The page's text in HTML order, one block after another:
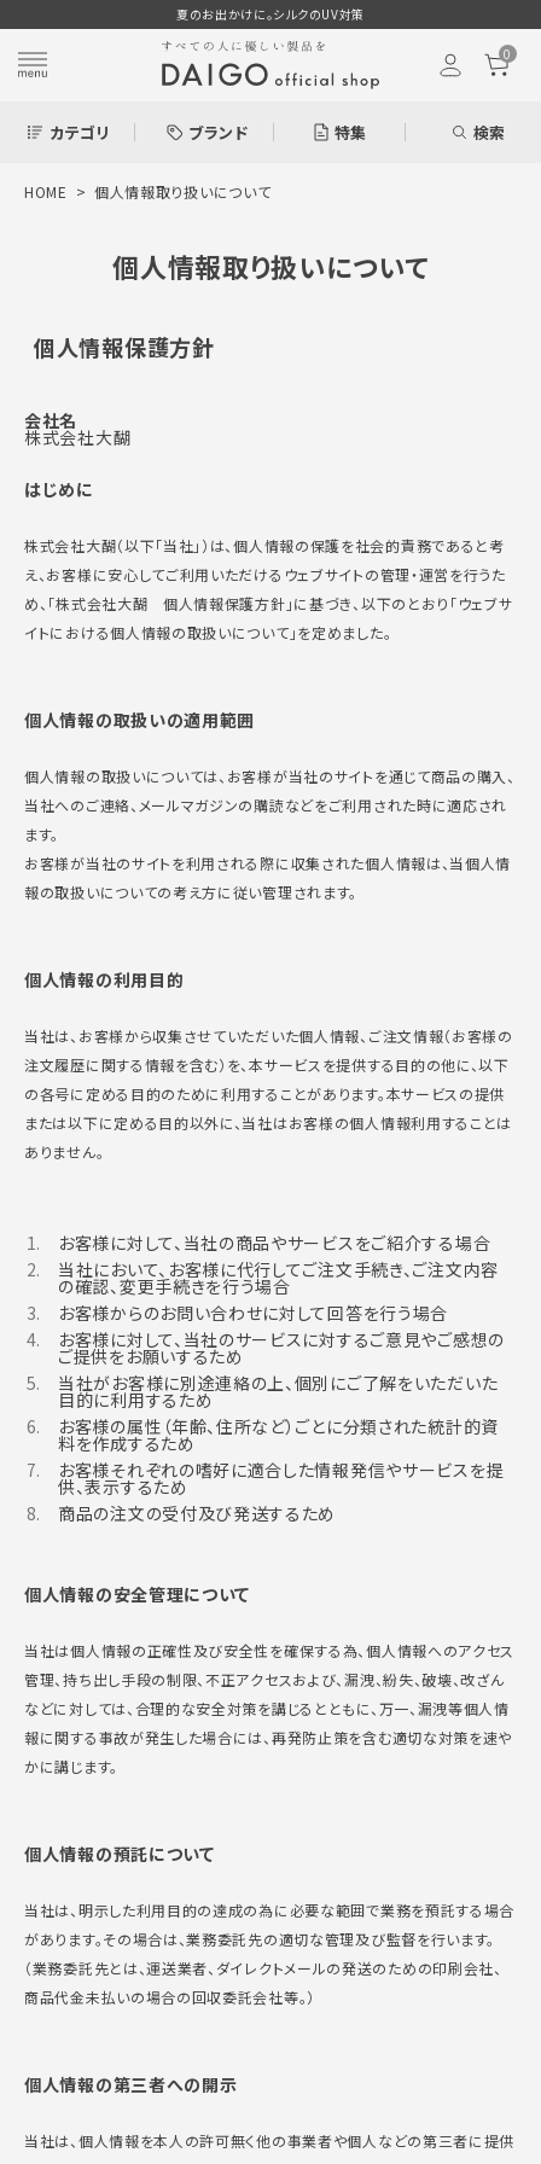
夏のお出かけに。シルクのUV対策
0
カテゴリ ブランド 特集 検索
新着＆再入荷商品
ギフトを探す
ブランドから探す
ログアウト
HOME 個人情報取り扱いについて
個人情報取り扱いについて
個人情報保護方針
会社名
株式会社大醐
はじめに
株式会社大醐（以下「当社」）は、個人情報の保護を社会的責務であると考
え、お客様に安心してご利用いただけるウェブサイトの管理・運営を行うた
め、「株式会社大醐 個人情報保護方針」に基づき、以下のとおり「ウェブサ
イトにおける個人情報の取扱いについて」を定めました。
個人情報の取扱いの適用範囲
個人情報の取扱いについては、お客様が当社のサイトを通じて商品の購入、
当社へのご連絡、メールマガジンの購読などをご利用された時に適応され
ます。
お客様が当社のサイトを利用される際に収集された個人情報は、当個人情
報の取扱いについての考え方に従い管理されます。
個人情報の利用目的
当社は、お客様から収集させていただいた個人情報、ご注文情報（お客様の
注文履歴に関する情報を含む）を、本サービスを提供する目的の他に、以下
の各号に定める目的のために利用することがあります。本サービスの提供
または以下に定める目的以外に、当社はお客様の個人情報利用することは
ありません。
お客様に対して、当社の商品やサービスをご紹介する場合
当社において、お客様に代行してご注文手続き、ご注文内容
の確認、変更手続きを行う場合
お客様からのお問い合わせに対して回答を行う場合
お客様に対して、当社のサービスに対するご意見やご感想の
ご提供をお願いするため
当社がお客様に別途連絡の上、個別にご了解をいただいた
目的に利用するため
お客様の属性（年齢、住所など）ごとに分類された統計的資
料を作成するため
お客様それぞれの嗜好に適合した情報発信やサービスを提
供、表示するため
商品の注文の受付及び発送するため
個人情報の安全管理について
当社は個人情報の正確性及び安全性を確保する為、個人情報へのアクセス
管理、持ち出し手段の制限、不正アクセスおよび、漏洩、紛失、破壊、改ざん
などに対しては、合理的な安全対策を講じるとともに、万一、漏洩等個人情
報に関する事故が発生した場合には、再発防止策を含む適切な対策を速や
かに講じます。
個人情報の預託について
当社は、明示した利用目的の達成の為に必要な範囲で業務を預託する場合
があります。その場合は、業務委託先の適切な管理及び監督を行います。
（業務委託先とは、運送業者、ダイレクトメールの発送のための印刷会社、
商品代金未払いの場合の回収委託会社等。）
個人情報の第三者への開示
当社は、個人情報を本人の許可無く他の事業者や個人などの第三者に提供